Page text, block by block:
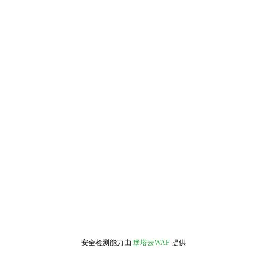
安全检测能力由 堡塔云WAF 提供